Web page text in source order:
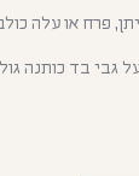
פרח או עלה
גבי בד כותנה